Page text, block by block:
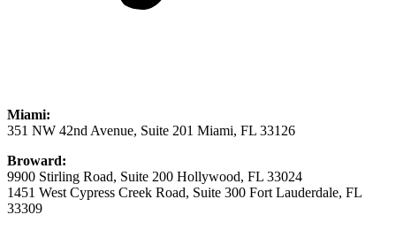
Miami:
351 NW 42nd Avenue, Suite 201 Miami, FL 33126
Broward:
9900 Stirling Road, Suite 200 Hollywood, FL 33024
1451 West Cypress Creek Road, Suite 300 Fort Lauderdale, FL
33309